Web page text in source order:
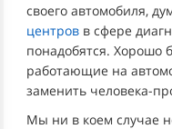
своего автомобиля,
центров в сфере
понадобятся. Хорошо
работающие на
заменить человека-
Мы ни в коем случае